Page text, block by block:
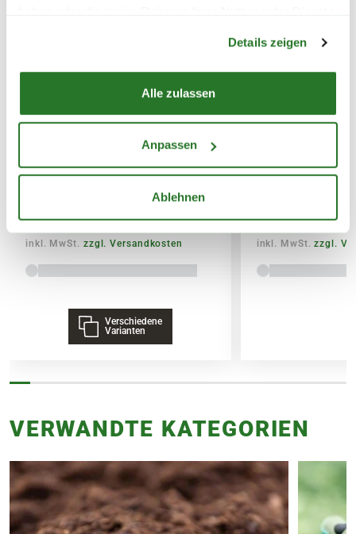
Details zeigen
Alle zulassen
Anpassen
Ablehnen
SPEDITIONSVERSAND
29,95€
7,99
inkl. MwSt. zzgl. Versandkosten
Verschiedene
Varianten
3,79
inkl. MwSt.zzgl.
VERWANDTE KATEGORIEN